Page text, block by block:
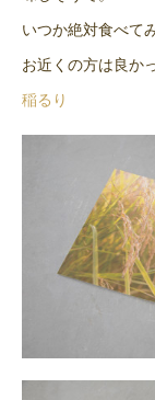
いつか絶対食べて
お近くの方は良か
稲るり